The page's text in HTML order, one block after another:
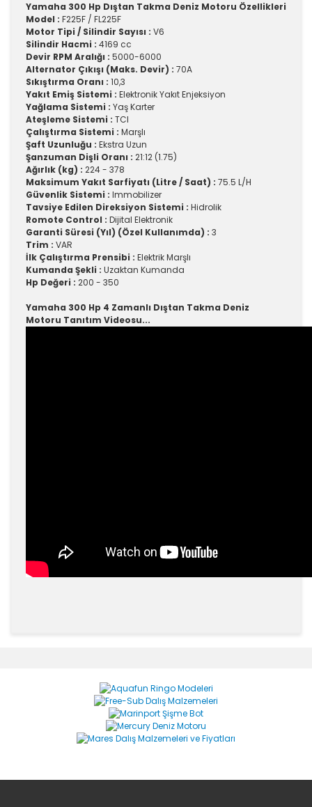
Yamaha 300 Hp Dıştan Takma Deniz Motoru Özellikleri
Model : F225F / FL225F
Motor Tipi / Silindir Sayısı : V6
Silindir Hacmi : 4169 cc
Devir RPM Aralığı : 5000-6000
Alternator Çıkışı (Maks. Devir) : 70A
Sıkıştırma Oranı : 10,3
Yakıt Emiş Sistemi : Elektronik Yakıt Enjeksiyon
Yağlama Sistemi : Yaş Karter
Ateşleme Sistemi : TCI
Çalıştırma Sistemi : Marşlı
Şaft Uzunluğu : Ekstra Uzun
Şanzuman Dişli Oranı : 21:12 (1.75)
Ağırlık (kg) : 224 - 378
Maksimum Yakıt Sarfiyatı (Litre / Saat) : 75.5 L/H
Güvenlik Sistemi : Immobilizer
Tavsiye Edilen Direksiyon Sistemi : Hidrolik
Romote Control : Dijital Elektronik
Garanti Süresi (Yıl) (Özel Kullanımda) : 3
Trim : VAR
İlk Çalıştırma Prensibi : Elektrik Marşlı
Kumanda Şekli : Uzaktan Kumanda
Hp Değeri : 200 - 350
Yamaha 300 Hp 4 Zamanlı Dıştan Takma Deniz
Motoru Tanıtım Videosu...
Yorum Yaz
Ürün resmi kalitesiz, bozuk veya görüntülenemiyor.
Ürün açıklamasında eksik bilgiler bulunuyor.
Ürün bilgilerinde hatalar bulunuyor.